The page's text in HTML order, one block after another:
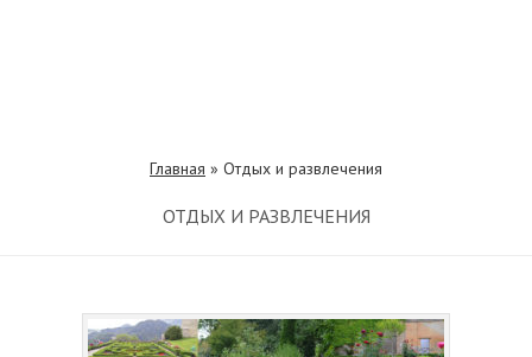
Главная » Отдых и развлечения
ОТДЫХ И РАЗВЛЕЧЕНИЯ